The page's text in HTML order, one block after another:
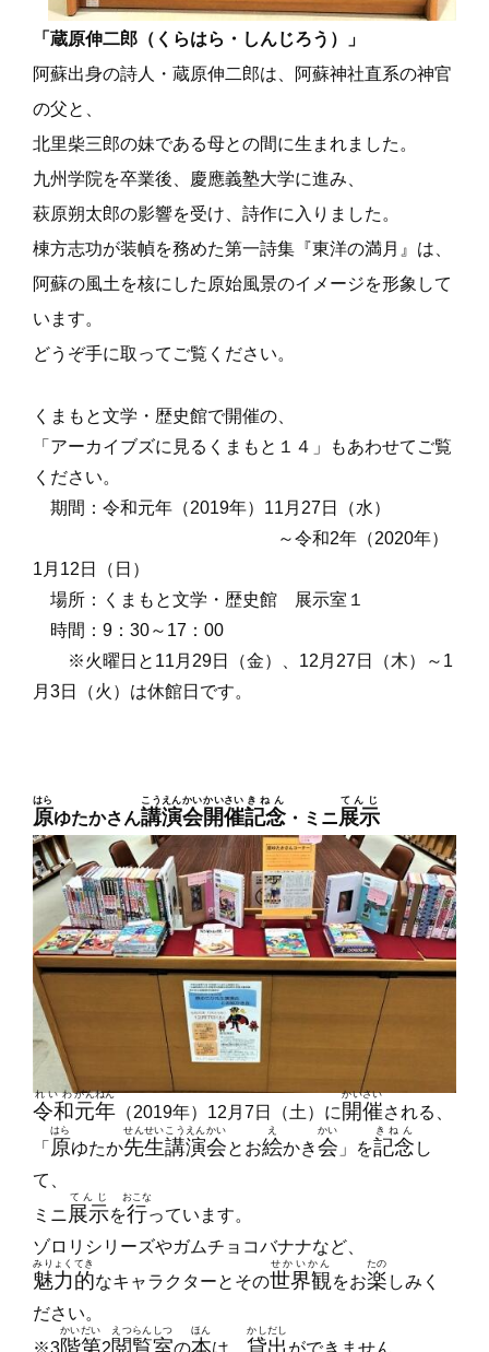
「蔵原伸二郎（くらはら・しんじろう）」
阿蘇出身の詩人・蔵原伸二郎は、
阿蘇神社直系の神官
の父と、
北里柴三郎の妹である母との間に生まれました。
九州学院を卒業後、慶應義塾大学に進み、
萩原朔太郎の影響を受け、詩作に入りました。
棟方志功が装幀を務めた第一詩集『東洋の満月』は、
阿蘇の風土を核にした原始風景のイメージを形象して
います。
どうぞ手に取ってご覧ください。
くまもと文学・歴史館で開催の、
「アーカイブズに見るくまもと１４」もあわせてご覧
ください。
期間：令和元年（2019年）11月27日（水）
～令和2年（2020年）
1月12日（日）
場所：くまもと文学・歴史館 展示室１
時間：9：30～17：00
※火曜日と11月29日（金）、12月27日（木）～1
月3日（火）は休館日です。
原
はら
ゆたかさん講演会
こうえんかい
開催
かいさい
記念
きねん
・ミニ展示
てんじ
令和
れいわ
元年
がんねん
（2019年）12月7日（土）に 開催
かいさい
される、
「 原
はら
ゆたか先生
せんせい
講演会
こうえんかい
とお絵
え
かき会
かい
」を記念
きねん
し
て、
ミニ展示
てんじ
を行
おこな
っています。
ゾロリシリーズやガムチョコバナナなど、
魅力的
みりょくてき
なキャラクターとその世界観
せかいかん
をお楽
たの
しみく
ださい。
※3階
かい
第
だい
2閲覧室
えつらんしつ
の本
ほん
は、 貸出
かしだし
ができません。